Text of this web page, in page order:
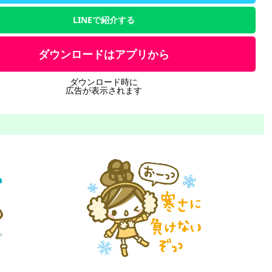
LINEで紹介する
ダウンロードはアプリから
ダウンロード時に
広告が表示されます